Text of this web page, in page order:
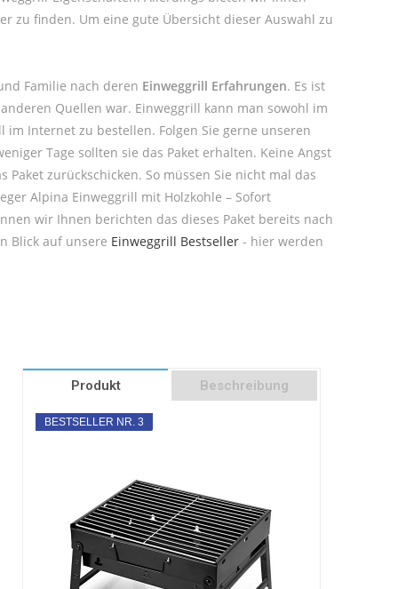
zu finden. Um eine gute Übersicht dieser Auswahl zu
Familie nach deren Einweggrill Erfahrungen. Es ist
Quellen war. Einweggrill kann man sowohl im
Internet zu bestellen. Folgen Sie gerne unseren
Tage sollten sie das Paket erhalten. Keine Angst
zurückschicken. So müssen Sie nicht mal das
Alpina Einweggrill mit Holzkohle – Sofort
wir Ihnen berichten das dieses Paket bereits nach
Blick auf unsere Einweggrill Bestseller - hier werden
Produkt Beschreibung
BESTSELLER NR. 3